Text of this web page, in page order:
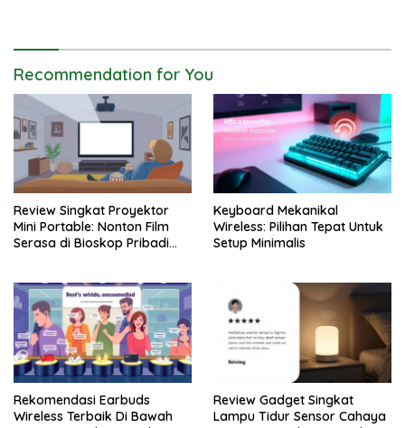
Recommendation for You
Review Singkat Proyektor
Mini Portable: Nonton Film
Serasa di Bioskop Pribadi
Keyboard Mekanikal
Wireless: Pilihan Tepat Untuk
Setup Minimalis
Rekomendasi Earbuds
Wireless Terbaik Di Bawah
Review Gadget Singkat
Lampu Tidur Sensor Cahaya